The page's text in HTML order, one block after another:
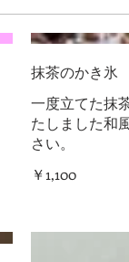
抹茶のかき氷
一度立てた抹
たしました和
さい。
￥1,100